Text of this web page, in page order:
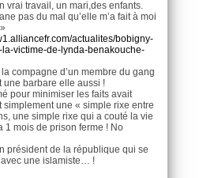
vrai travail, un mari,des enfants.
pas du mal qu’elle m’a fait à moi
actualites/bobigny-
la-victime-de-lynda-benakouche-
compagne d’un membre du gang
une barbare elle aussi !
pour minimiser les faits avait
simplement une « simple rixe entre
une simple rixe qui a couté la vie
mois de prison ferme ! No
président de la république qui se
une islamiste… !